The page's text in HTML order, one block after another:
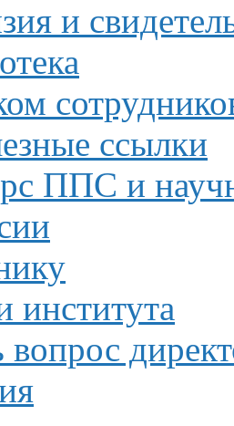
и
ссылки
ППС и
института
вопрос